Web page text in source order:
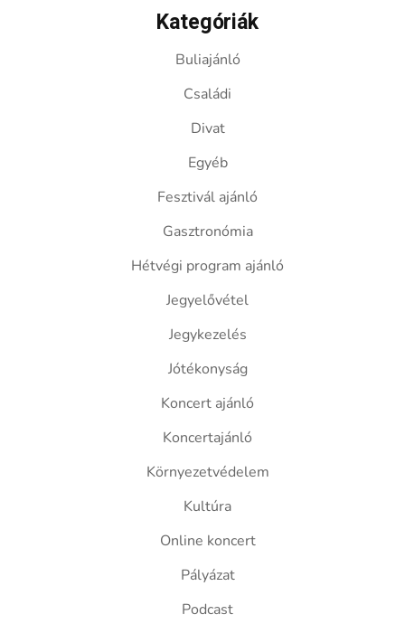
Kategóriák
Buliajánló
Családi
Divat
Egyéb
Fesztivál ajánló
Gasztronómia
Hétvégi program ajánló
Jegyelővétel
Jegykezelés
Jótékonyság
Koncert ajánló
Koncertajánló
Környezetvédelem
Kultúra
Online koncert
Pályázat
Podcast